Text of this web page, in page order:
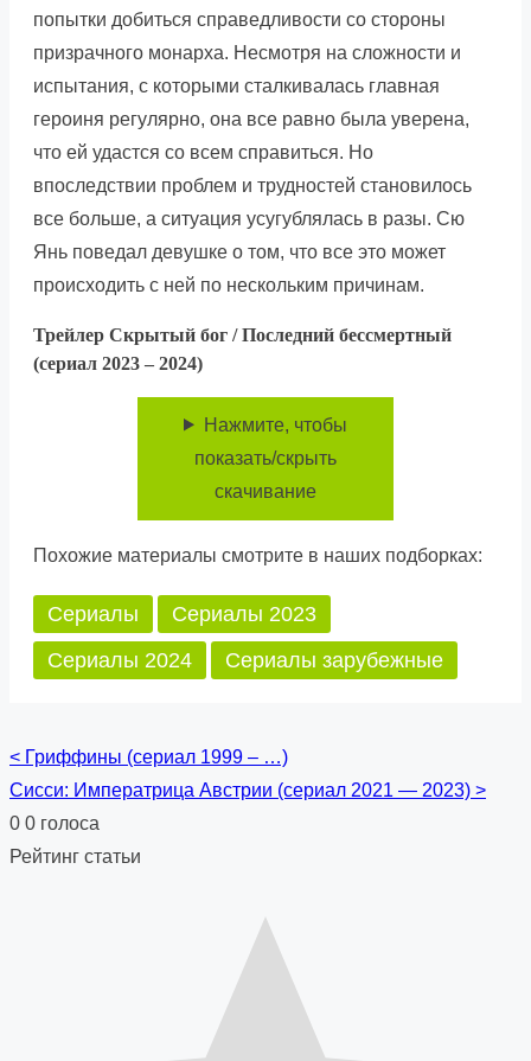
попытки добиться справедливости со стороны
призрачного монарха. Несмотря на сложности и
испытания, с которыми сталкивалась главная
героиня регулярно, она все равно была уверена,
что ей удастся со всем справиться. Но
впоследствии проблем и трудностей становилось
все больше, а ситуация усугублялась в разы. Сю
Янь поведал девушке о том, что все это может
происходить с ней по нескольким причинам.
Трейлер Скрытый бог / Последний бессмертный
(сериал 2023 – 2024)
Нажмите, чтобы
показать/скрыть
скачивание
Похожие материалы смотрите в наших подборках:
Сериалы
Сериалы 2023
Сериалы 2024
Сериалы зарубежные
Posts
navigation
< Гриффины (сериал 1999 – …)
Сисси: Императрица Австрии (сериал 2021 — 2023) >
0 0 голоса
Рейтинг статьи